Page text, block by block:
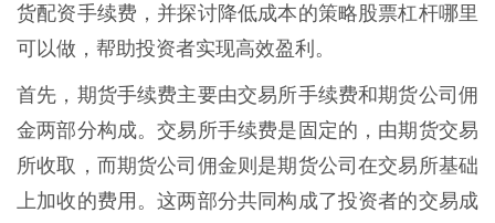
货配资手续费，并探讨降低成本的策略股票杠杆哪里
可以做，帮助投资者实现高效盈利。
首先，期货手续费主要由交易所手续费和期货公司佣
金两部分构成。交易所手续费是固定的，由期货交易
所收取，而期货公司佣金则是期货公司在交易所基础
上加收的费用。这两部分共同构成了投资者的交易成